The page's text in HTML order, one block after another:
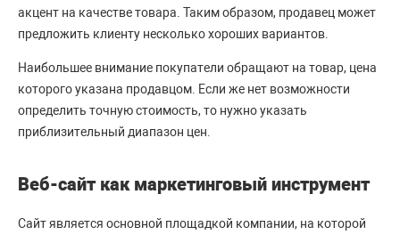
акцент на качестве товара. Таким образом, продавец может
предложить клиенту несколько хороших вариантов.
Наибольшее внимание покупатели обращают на товар, цена
которого указана продавцом. Если же нет возможности
определить точную стоимость, то нужно указать
приблизительный диапазон цен.
Веб-сайт как маркетинговый инструмент
Сайт является основной площадкой компании, на которой